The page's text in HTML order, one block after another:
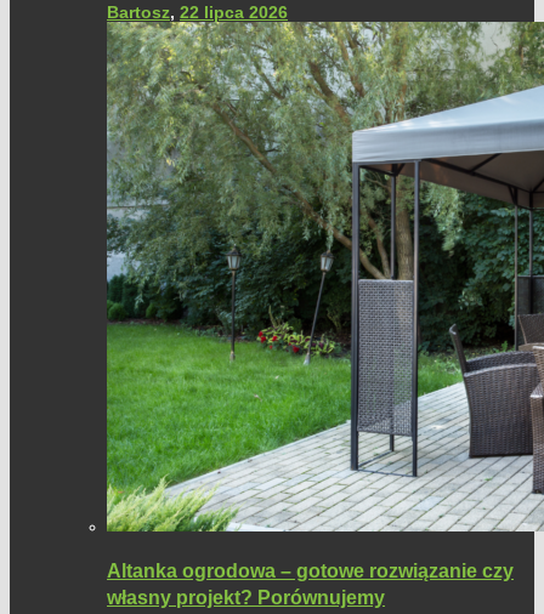
Bartosz, 22 lipca 2026
Altanka ogrodowa – gotowe rozwiązanie czy
własny projekt? Porównujemy